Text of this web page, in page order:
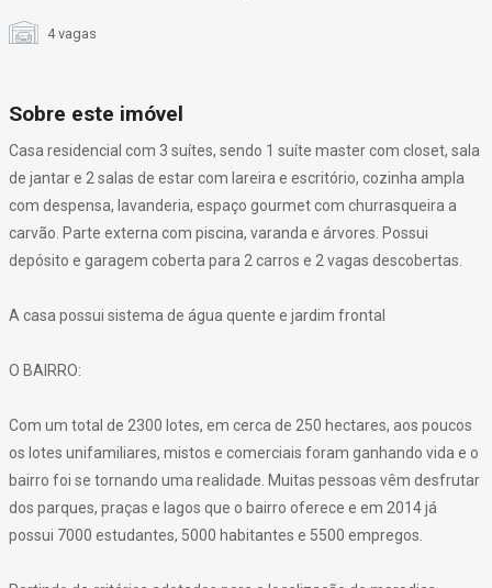
4 vagas
Sobre este imóvel
Casa residencial com 3 suítes, sendo 1 suíte master com closet, sala
de jantar e 2 salas de estar com lareira e escritório, cozinha ampla
com despensa, lavanderia, espaço gourmet com churrasqueira a
carvão. Parte externa com piscina, varanda e árvores. Possui
depósito e garagem coberta para 2 carros e 2 vagas descobertas.
A casa possui sistema de água quente e jardim frontal
O BAIRRO:
Com um total de 2300 lotes, em cerca de 250 hectares, aos poucos
os lotes unifamiliares, mistos e comerciais foram ganhando vida e o
bairro foi se tornando uma realidade. Muitas pessoas vêm desfrutar
dos parques, praças e lagos que o bairro oferece e em 2014 já
possui 7000 estudantes, 5000 habitantes e 5500 empregos.